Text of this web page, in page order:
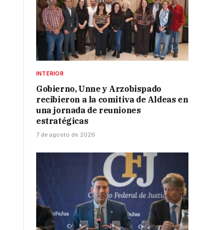
INTERIOR
Gobierno, Unne y Arzobispado
recibieron a la comitiva de Aldeas en
una jornada de reuniones
estratégicas
7 de agosto de 2026